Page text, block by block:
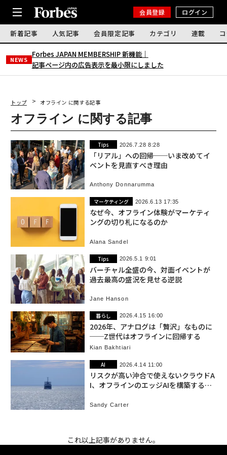
会員登録 ログイン
新着記事 人気記事 会員限定記事 カテゴリ 連載
NEWS
Forbes JAPAN MEMBERSHIP 新機能｜
記事ページ内の広告表示を最小限にしました
トップ オフライン に関する記事
オフライン に関する記事
Tips 2026.7.28 8:28
「リアル」への回帰──いま改めてイ
ベントを見直すべき理由
Anthony Donnarumma
マーケティング 2026.6.13 17:35
なぜ今、オフライン体験がマーケティ
ングの切り札になるのか
Alana Sandel
Tips 2026.5.1 9:01
バーチャル全盛の今、対面イベントが
過去最高の盛況を見せる逆説
Jane Hanson
暮らし 2026.4.15 16:00
2026年、アナログは「贅沢」なものに
──Z世代はオフラインに回帰する
Kian Bakhtiari
AI 2026.4.14 11:00
リスクが高い沖合で使えないクラウドA
I、オフラインのエッジAIを構築する企
Sandy Carter
これ以上記事がありません。